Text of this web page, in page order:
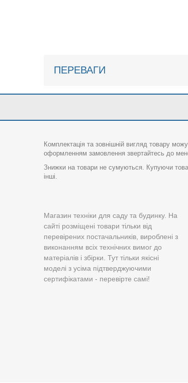
ПЕРЕВАГИ
Комплектація та зовнішній вигляд товару
оформленням замовлення звертайтесь до
Знижки на товари не сумуються. Купуючи
інші.
Магазин техніки для саду та будинку. На
сайті розміщені товари тільки від
перевірених постачальників, вироблені з
виконанням всіх технічних вимог до
матеріалів і збірки. Тут тільки якісні
моделі з усіма підтверджуючими
сертифікатами - перевірте самі!